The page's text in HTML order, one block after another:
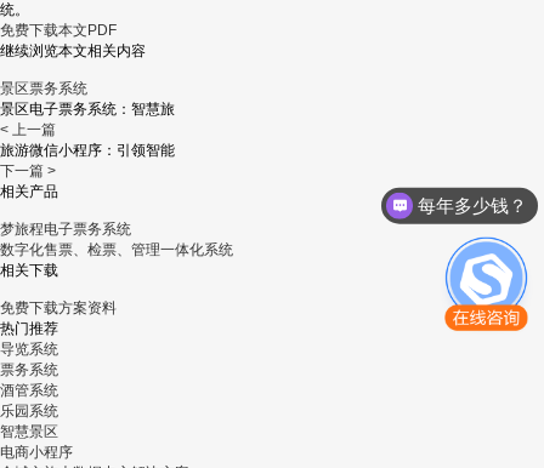
统。
免费下载本文PDF
继续浏览本文相关内容
景区票务系统
景区电子票务系统：智慧旅
< 上一篇
旅游微信小程序：引领智能
下一篇 >
相关产品
梦旅程电子票务系统
数字化售票、检票、管理一体化系统
相关下载
免费下载方案资料
热门推荐
导览系统
票务系统
酒管系统
乐园系统
智慧景区
电商小程序
每年多少钱？